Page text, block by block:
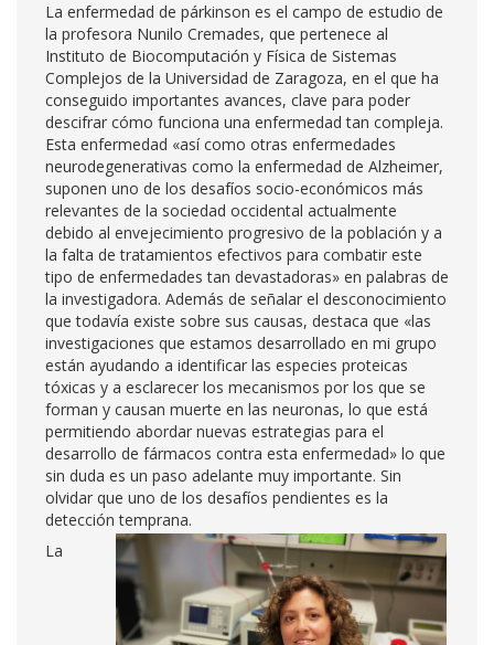
La enfermedad de párkinson es el campo de estudio de
la profesora Nunilo Cremades, que pertenece al
Instituto de Biocomputación y Física de Sistemas
Complejos de la Universidad de Zaragoza, en el que ha
conseguido importantes avances, clave para poder
descifrar cómo funciona una enfermedad tan compleja.
Esta enfermedad «así como otras enfermedades
neurodegenerativas como la enfermedad de Alzheimer,
suponen uno de los desafíos socio-económicos más
relevantes de la sociedad occidental actualmente
debido al envejecimiento progresivo de la población y a
la falta de tratamientos efectivos para combatir este
tipo de enfermedades tan devastadoras» en palabras de
la investigadora. Además de señalar el desconocimiento
que todavía existe sobre sus causas, destaca que «las
investigaciones que estamos desarrollado en mi grupo
están ayudando a identificar las especies proteicas
tóxicas y a esclarecer los mecanismos por los que se
forman y causan muerte en las neuronas, lo que está
permitiendo abordar nuevas estrategias para el
desarrollo de fármacos contra esta enfermedad» lo que
sin duda es un paso adelante muy importante. Sin
olvidar que uno de los desafíos pendientes es la
detección temprana.
La